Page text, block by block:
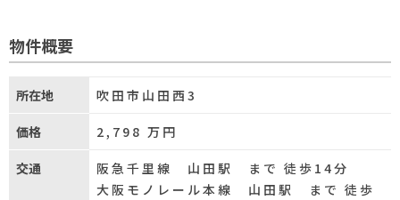
物件概要
所在地 吹田市山田西3
価格 2,798 万円
交通
阪急千里線 山田駅 まで 徒歩14分
大阪モノレール本線 山田駅 まで 徒歩